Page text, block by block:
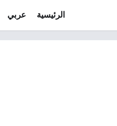
الرئيسية عربي